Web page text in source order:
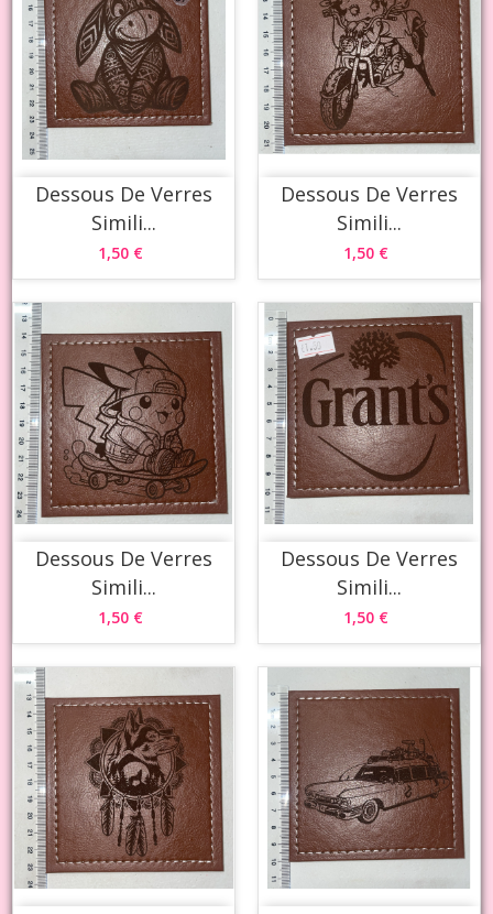
Dessous De Verres
Simili...
1,50 €
Dessous De Verres
Simili...
1,50 €
Dessous De Verres
Simili...
1,50 €
Dessous De Verres
Simili...
1,50 €